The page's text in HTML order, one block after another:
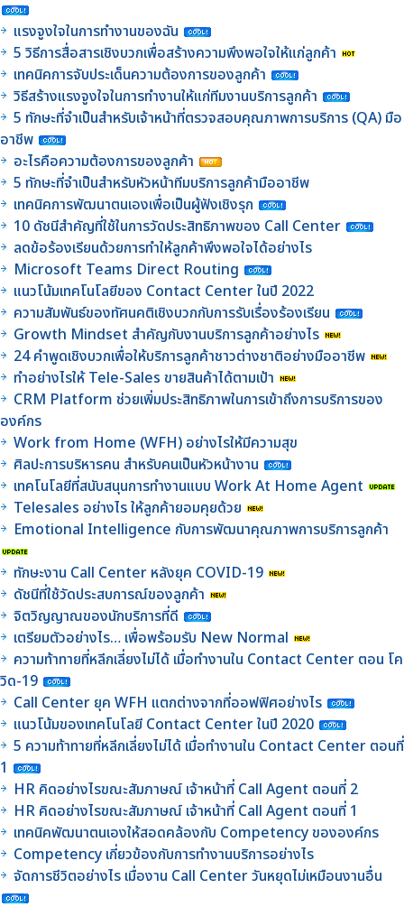
แรงจูงใจในการทำงานของฉัน
5 วิธีการสื่อสารเชิงบวกเพื่อสร้างความพึงพอใจให้แก่ลูกค้า
เทคนิคการจับประเด็นความต้องการของลูกค้า
วิธีสร้างแรงจูงใจในการทำงานให้แก่ทีมงานบริการลูกค้า
5 ทักษะที่จำเป็นสำหรับเจ้าหน้าที่ตรวจสอบคุณภาพการบริการ (QA) มือ
อาชีพ
อะไรคือความต้องการของลูกค้า
5 ทักษะที่จำเป็นสำหรับหัวหน้าทีมบริการลูกค้ามืออาชีพ
เทคนิคการพัฒนาตนเองเพื่อเป็นผู้ฟังเชิงรุก
10 ดัชนีสำคัญที่ใช้ในการวัดประสิทธิภาพของ Call Center
ลดข้อร้องเรียนด้วยการทำให้ลูกค้าพึงพอใจได้อย่างไร
Microsoft Teams Direct Routing
แนวโน้มเทคโนโลยีของ Contact Center ในปี 2022
ความสัมพันธ์ของทัศนคติเชิงบวกกับการรับเรื่องร้องเรียน
Growth Mindset สำคัญกับงานบริการลูกค้าอย่างไร
24 คำพูดเชิงบวกเพื่อให้บริการลูกค้าชาวต่างชาติอย่างมืออาชีพ
ทำอย่างไรให้ Tele-Sales ขายสินค้าได้ตามเป้า
CRM Platform ช่วยเพิ่มประสิทธิภาพในการเข้าถึงการบริการของ
องค์กร
Work from Home (WFH) อย่างไรให้มีความสุข
ศิลปะการบริหารคน สำหรับคนเป็นหัวหน้างาน
เทคโนโลยีที่สนับสนุนการทำงานแบบ Work At Home Agent
Telesales อย่างไร ให้ลูกค้ายอมคุยด้วย
Emotional Intelligence กับการพัฒนาคุณภาพการบริการลูกค้า
ทักษะงาน Call Center หลังยุค COVID-19
ดัชนีที่ใช้วัดประสบการณ์ของลูกค้า
จิตวิญญาณของนักบริการที่ดี
เตรียมตัวอย่างไร… เพื่อพร้อมรับ New Normal
ความท้าทายที่หลีกเลี่ยงไม่ได้ เมื่อทำงานใน Contact Center ตอน โค
วิด-19
Call Center ยุค WFH แตกต่างจากที่ออฟฟิศอย่างไร
แนวโน้มของเทคโนโลยี Contact Center ในปี 2020
5 ความท้าทายที่หลีกเลี่ยงไม่ได้ เมื่อทำงานใน Contact Center ตอนที่
1
HR คิดอย่างไรขณะสัมภาษณ์ เจ้าหน้าที่ Call Agent ตอนที่ 2
HR คิดอย่างไรขณะสัมภาษณ์ เจ้าหน้าที่ Call Agent ตอนที่ 1
เทคนิคพัฒนาตนเองให้สอดคล้องกับ Competency ขององค์กร
Competency เกี่ยวข้องกับการทำงานบริการอย่างไร
จัดการชีวิตอย่างไร เมื่องาน Call Center วันหยุดไม่เหมือนงานอื่น